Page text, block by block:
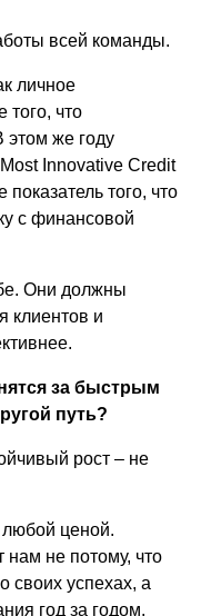
всей команды.
личное
того, что
этом же году
Innovative Credit
того, что
с финансовой
Они должны
клиентов и
за быстрым
путь?
рост – не
любой ценой.
не потому, что
своих успехах, а
год за годом.